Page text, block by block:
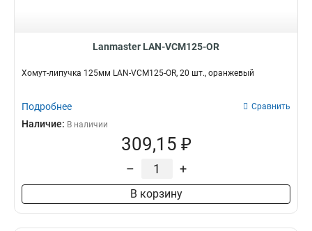
Lanmaster LAN-VCM125-OR
Хомут-липучка 125мм LAN-VCM125-OR, 20 шт., оранжевый
Подробнее Сравнить
Наличие: В наличии
309,15 ₽
– +
В корзину